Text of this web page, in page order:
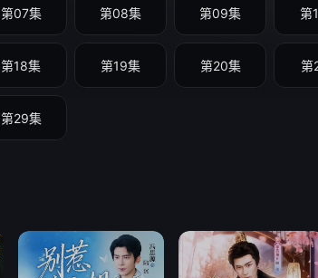
第07集 第08集 第09集 第
第18集 第19集 第20集 第
第29集